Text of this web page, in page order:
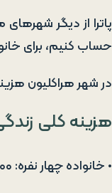
پاترا از دیگر
حساب کنیم، برای خانواده چهار نفره، 2.066 یورو و
در شهر هراکلیون هزینه‌ها برای خانواده
هزینه کلی
• خانواده چهار نفره: ۲٬۷۰۰ تا ۳٬۳۰۰ یورو (بدون اجاره)